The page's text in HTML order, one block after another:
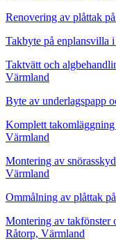
Renovering av plåttak
Takbyte på enplansvilla
Taktvätt och
Värmland
Byte av underlagspapp
Komplett
Värmland
Montering av
Värmland
Ommålning av plåttak
Montering av takfönster
Råtorp, Värmland